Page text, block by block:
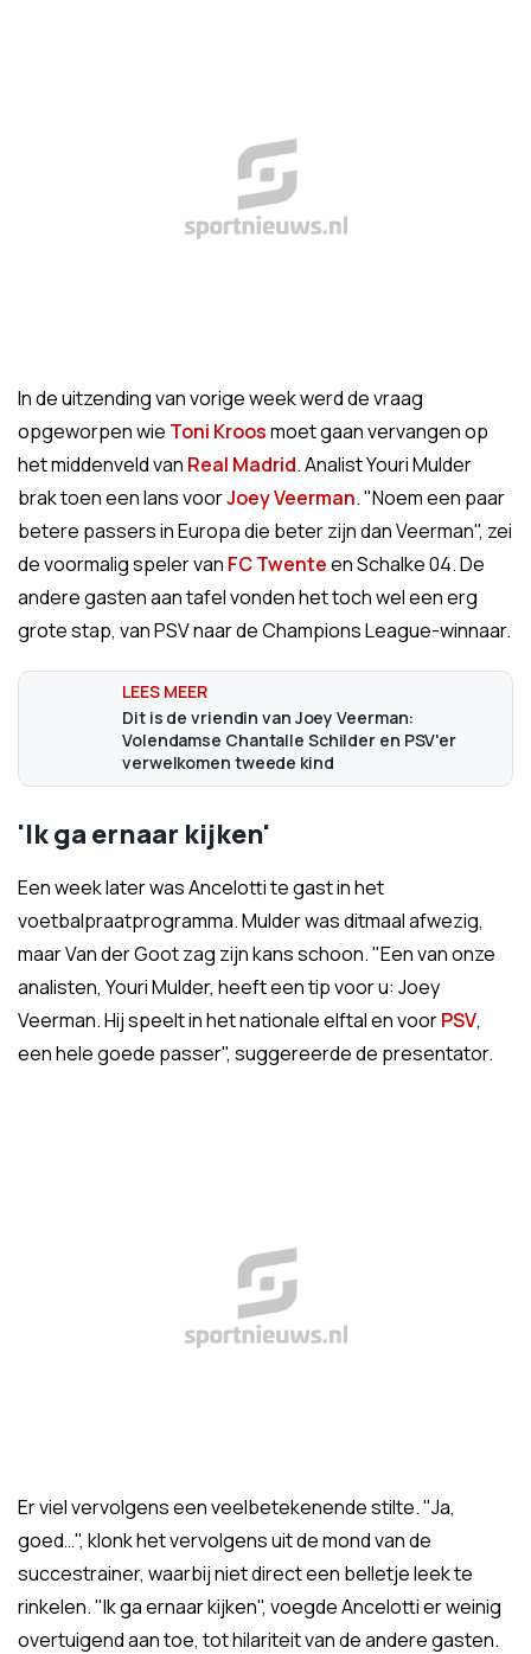
In de uitzending van vorige week werd de vraag
opgeworpen wie Toni Kroosmoet gaan vervangen op
het middenveld van Real Madrid. Analist Youri Mulder
brak toen een lans voorJoey Veerman. "Noem een paar
betere passers in Europa die beter zijn dan Veerman", zei
de voormalig speler van FC Twenteen Schalke 04. De
andere gasten aan tafel vonden het toch wel een erg
grote stap, van PSV naar de Champions League-winnaar.
Dit is de vriendin van Joey Veerman:
Volendamse Chantalle Schilder en PSV'er
verwelkomen tweede kind
'Ik ga ernaar kijken'
Een week later was Ancelotti te gast in het
voetbalpraatprogramma. Mulder was ditmaal afwezig,
maar Van der Goot zag zijn kans schoon. "Een van onze
analisten, Youri Mulder, heeft een tip voor u: Joey
Veerman. Hij speelt in het nationale elftal en voorPSV,
een hele goede passer", suggereerde de presentator.
Er viel vervolgens een veelbetekenende stilte. "Ja,
goed…", klonk het vervolgens uit de mond van de
succestrainer, waarbij niet direct een belletje leek te
rinkelen. "Ik ga ernaar kijken", voegde Ancelotti er weinig
overtuigend aan toe, tot hilariteit van de andere gasten.